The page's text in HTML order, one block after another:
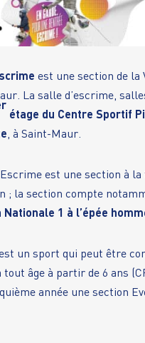
est une section de la
La salle d’escrime,
étage du Centre Sportif
, à Saint-Maur.
est une section à
; la section compte
Nationale 1 à l’épée
un sport qui peut être
âge à partir de 6 ans
année une section